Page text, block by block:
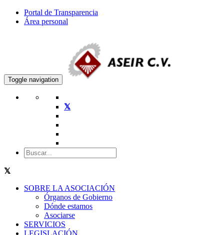
Portal de Transparencia
Área personal
Toggle navigation
SOBRE LA ASOCIACIÓN
Órganos de Gobierno
Dónde estamos
Asociarse
SERVICIOS
LEGISLACIÓN